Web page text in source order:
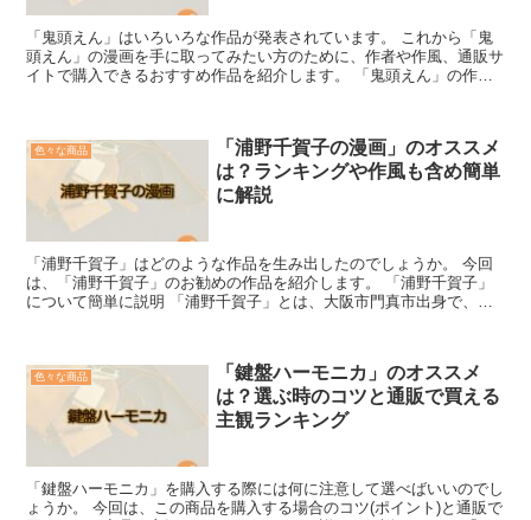
「鬼頭えん」はいろいろな作品が発表されています。 これから「鬼
頭えん」の漫画を手に取ってみたい方のために、作者や作風、通販サ
イトで購入できるおすすめ作品を紹介します。 「鬼頭えん」の作者
色々な商品
「浦野千賀子の漫画」のオススメ
は？ランキングや作風も含め簡単
に解説
「浦野千賀子」はどのような作品を生み出したのでしょうか。 今回
は、「浦野千賀子」のお勧めの作品を紹介します。 「浦野千賀子」
について簡単に説明 「浦野千賀子」とは、大阪市門真市出身で、
色々な商品
「鍵盤ハーモニカ」のオススメ
は？選ぶ時のコツと通販で買える
主観ランキング
「鍵盤ハーモニカ」を購入する際には何に注意して選べばいいのでし
ょうか。 今回は、この商品を購入する場合のコツ(ポイント)と通販で